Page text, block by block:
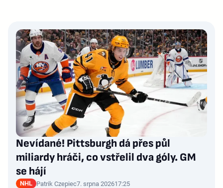
Nevídané! Pittsburgh dá přes půl
miliardy hráči, co vstřelil dva góly. GM
se hájí
NHL Patrik Czepiec7. srpna 202617:25